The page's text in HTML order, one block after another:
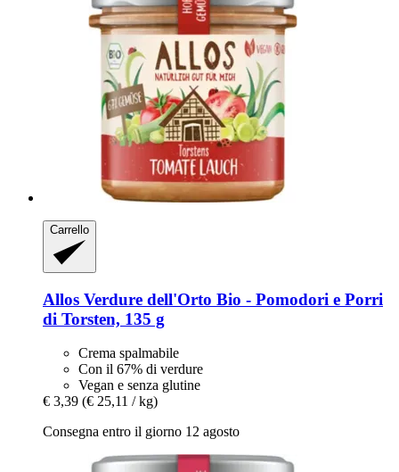
Carrello
Allos Verdure dell'Orto Bio -​ Pomodori e Porri
di Torsten, 135 g
Crema spalmabile
Con il 67% di verdure
Vegan e senza glutine
€ 3,39 (€ 25,11 / kg)
Consegna entro il giorno 12 agosto